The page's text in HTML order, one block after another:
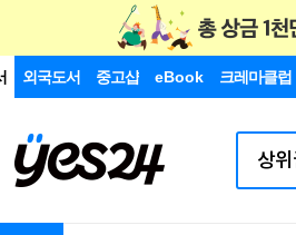
외국도서 중고샵 eBook 크레마클럽